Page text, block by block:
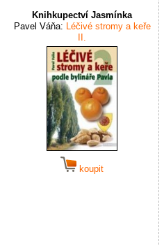
Knihkupectví Jasmínka
Pavel Váňa: Léčivé stromy a keře
II.
koupit